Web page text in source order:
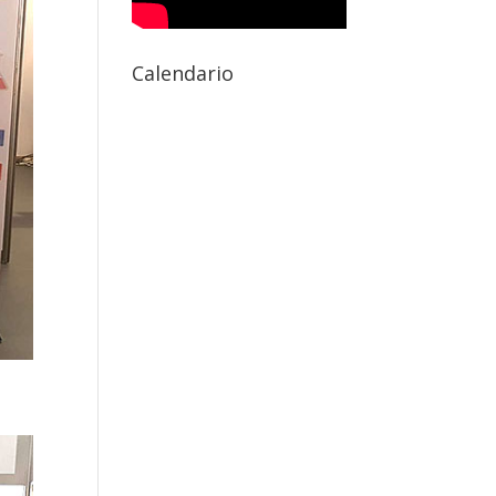
Calendario